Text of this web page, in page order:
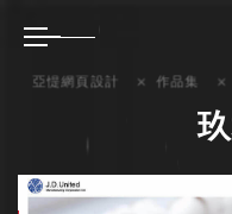
亞惿網頁設計 作品集